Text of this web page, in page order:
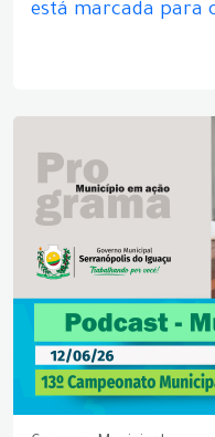
está marcada para